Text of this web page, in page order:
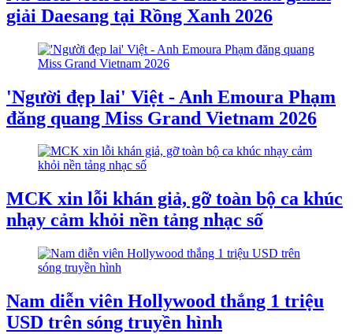
giải Daesang tại Rồng Xanh 2026
'Người đẹp lai' Việt - Anh Emoura Phạm
đăng quang Miss Grand Vietnam 2026
MCK xin lỗi khán giả, gỡ toàn bộ ca khúc
nhạy cảm khỏi nền tảng nhạc số
Nam diễn viên Hollywood thắng 1 triệu
USD trên sóng truyền hình